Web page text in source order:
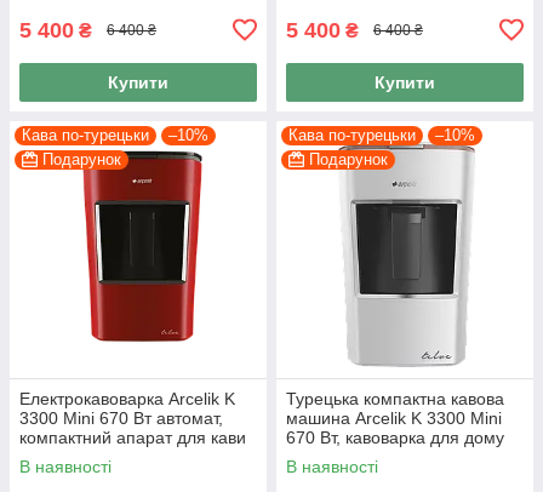
5 400 ₴ 6 400 ₴
Купити
5 400 ₴ 6 400 ₴
Купити
Кава по-турецьки
–10%
Подарунок
Електрокавоварка Arcelik K
3300 Mini 670 Вт автомат,
компактний апарат для кави
по-турецьки
В наявності
Кава по-турецьки
–10%
Подарунок
Турецька компактна кавова
машина Arcelik K 3300 Mini
670 Вт, кавоварка для дому
на 3 чашки кави
В наявності